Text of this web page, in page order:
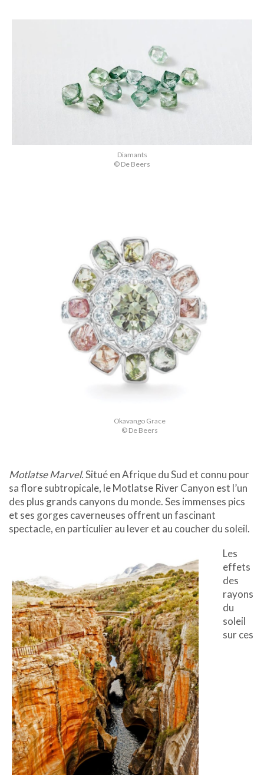
Diamants
© De Beers
Okavango Grace
© De Beers
Motlatse Marvel.Situé en Afrique du Sud et connu pour
sa flore subtropicale, le Motlatse River Canyon est l’un
des plus grands canyons du monde. Ses immenses pics
et ses gorges caverneuses offrent un fascinant
spectacle, en particulier au lever et au coucher du soleil.
Les
effets
des
rayons
du
soleil
sur ces